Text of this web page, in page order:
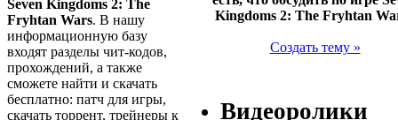
Seven Kingdoms 2: The
Fryhtan Wars. В нашу
информационную базу
входят разделы чит-кодов,
прохождений, а также
сможете найти и скачать
бесплатно: патч для игры,
скачать торрент, трейнеры к
Kingdoms 2: The Fryhtan
Создать тему »
Видеоролики